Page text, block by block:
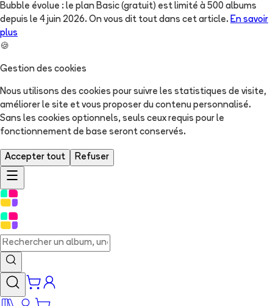
Bubble évolue : le plan Basic (gratuit) est limité à 500 albums
depuis le 4 juin 2026. On vous dit tout dans cet article. En savoir
plus
🍪
Gestion des cookies
Nous utilisons des cookies pour suivre les statistiques de visite,
améliorer le site et vous proposer du contenu personnalisé.
Sans les cookies optionnels, seuls ceux requis pour le
fonctionnement de base seront conservés.
Accepter tout Refuser